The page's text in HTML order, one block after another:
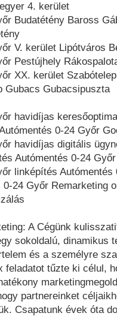
4. kerület
Budatétény Baross
V. kerület Lipótváros
Pestújhely
XX. kerület
Gubacs Gubacsipuszta
havidíjas
0-24 Győr
havidíjas digitális
Autómentés 0-24
linképítés
0-24 Győr Remarketing
A Cégünk
sokoldalú, dinamikus
és a személyre
feladatot tűzte ki célul,
partnereinket
Csapatunk évek óta